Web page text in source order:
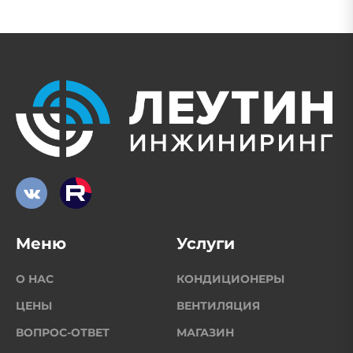
Меню
О НАС
ЦЕНЫ
ВОПРОС-ОТВЕТ
Услуги
КОНДИЦИОНЕРЫ
ВЕНТИЛЯЦИЯ
МАГАЗИН